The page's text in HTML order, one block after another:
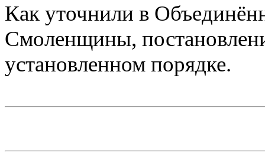
Как уточнили в
Смоленщины,
установленном порядке.